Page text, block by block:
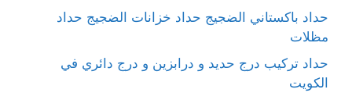
حداد باكستاني الضجيج حداد خزانات الضجيج حداد
مظلات
حداد تركيب درج حديد و درابزين و درج دائري في
الكويت